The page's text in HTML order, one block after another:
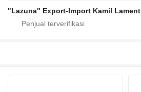
"Lazuna" Export-Import Kamil Lament